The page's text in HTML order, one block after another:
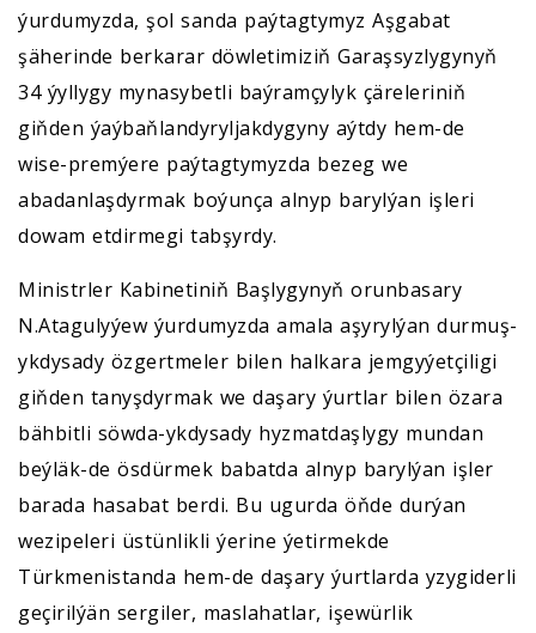
ýurdumyzda, şol sanda paýtagtymyz Aşgabat
şäherinde berkarar döwletimiziň Garaşsyzlygynyň
34 ýyllygy mynasybetli baýramçylyk çäreleriniň
giňden ýaýbaňlandyryljakdygyny aýtdy hem-de
wise-premýere paýtagtymyzda bezeg we
abadanlaşdyrmak boýunça alnyp barylýan işleri
dowam etdirmegi tabşyrdy.
Ministrler Kabinetiniň Başlygynyň orunbasary
N.Atagulyýew ýurdumyzda amala aşyrylýan durmuş-
ykdysady özgertmeler bilen halkara jemgyýetçiligi
giňden tanyşdyrmak we daşary ýurtlar bilen özara
bähbitli söwda-ykdysady hyzmatdaşlygy mundan
beýläk-de ösdürmek babatda alnyp barylýan işler
barada hasabat berdi. Bu ugurda öňde durýan
wezipeleri üstünlikli ýerine ýetirmekde
Türkmenistanda hem-de daşary ýurtlarda yzygiderli
geçirilýän sergiler, maslahatlar, işewürlik